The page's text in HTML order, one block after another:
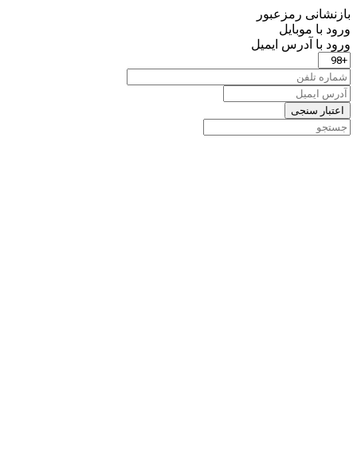
بازنشانی رمزعبور
ورود با موبایل
ورود با ‫آدرس ایمیل
اعتبار سنجی